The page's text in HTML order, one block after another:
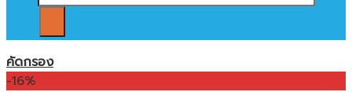
คัดกรอง
-16%